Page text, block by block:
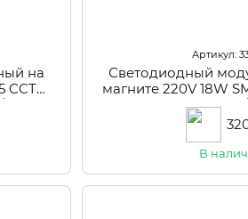
на
CCT
Артикул:
Светодиодный
магните 220V 18W
(LW-03/
В